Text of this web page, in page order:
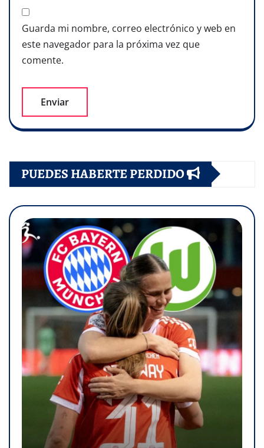
Guarda mi nombre, correo electrónico y web en
este navegador para la próxima vez que
comente.
PUEDES HABERTE PERDIDO